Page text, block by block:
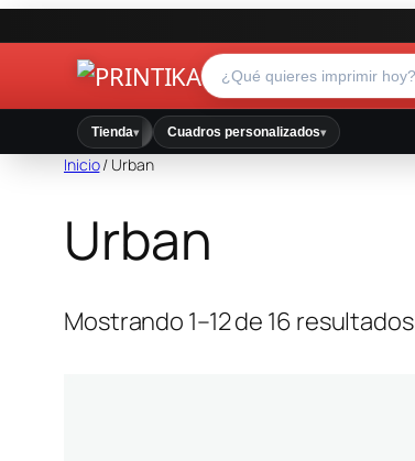
Tienda▾ Cuadros personalizados▾
Inicio/ Urban
Urban
Mostrando 1–12 de 16 resultados